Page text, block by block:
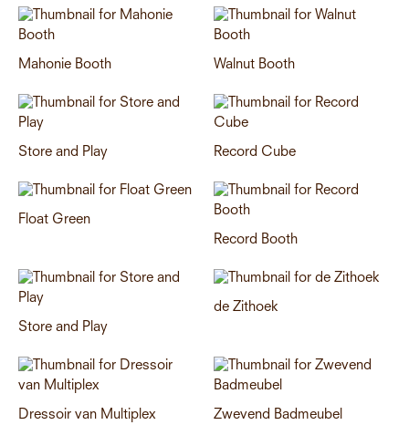
Mahonie Booth Walnut Booth
Store and Play Record Cube
Float Green
Record Booth
Store and Play
de Zithoek
Dressoir van Multiplex Zwevend Badmeubel